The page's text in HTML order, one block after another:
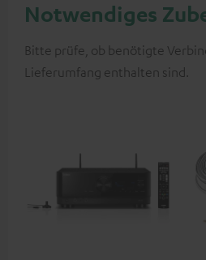
Notwendiges
Bitte prüfe, ob benötigte
Lieferumfang enthalten sind.